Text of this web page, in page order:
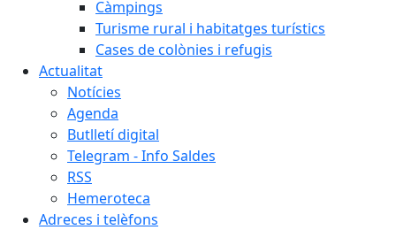
Càmpings
Turisme rural i habitatges turístics
Cases de colònies i refugis
Actualitat
Notícies
Agenda
Butlletí digital
Telegram - Info Saldes
RSS
Hemeroteca
Adreces i telèfons